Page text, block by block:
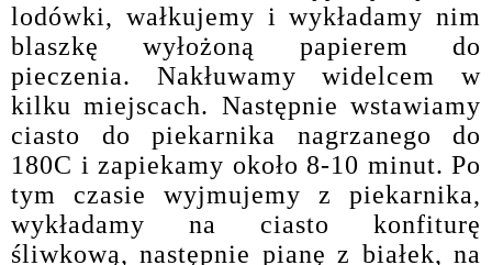
lodówki, wałkujemy i wykładamy nim
blaszkę wyłożoną papierem do
pieczenia. Nakłuwamy widelcem w
kilku miejscach. Następnie wstawiamy
ciasto do piekarnika nagrzanego do
180C i zapiekamy około 8-10 minut. Po
tym czasie wyjmujemy z piekarnika,
wykładamy na ciasto konfiturę
śliwkową, następnie pianę z białek, na